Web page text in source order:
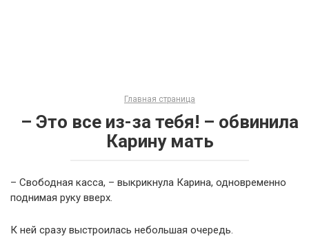
Главная страница
– Это все из-за тебя! – обвинила
Карину мать
– Свободная касса, – выкрикнула Карина, одновременно
поднимая руку вверх.
К ней сразу выстроилась небольшая очередь.